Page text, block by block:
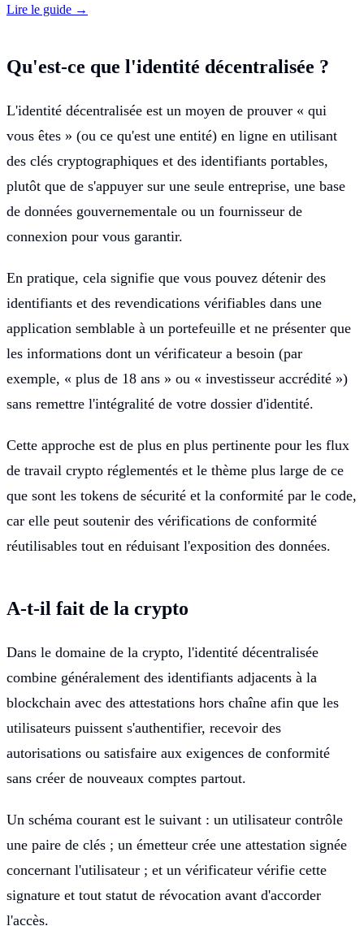
Lire le guide →
Qu'est-ce que l'identité décentralisée ?
L'identité décentralisée est un moyen de prouver « qui
vous êtes » (ou ce qu'est une entité) en ligne en utilisant
des clés cryptographiques et des identifiants portables,
plutôt que de s'appuyer sur une seule entreprise, une base
de données gouvernementale ou un fournisseur de
connexion pour vous garantir.
En pratique, cela signifie que vous pouvez détenir des
identifiants et des revendications vérifiables dans une
application semblable à un portefeuille et ne présenter que
les informations dont un vérificateur a besoin (par
exemple, « plus de 18 ans » ou « investisseur accrédité »)
sans remettre l'intégralité de votre dossier d'identité.
Cette approche est de plus en plus pertinente pour les flux
de travail crypto réglementés et le thème plus large de ce
que sont les tokens de sécurité et la conformité par le code,
car elle peut soutenir des vérifications de conformité
réutilisables tout en réduisant l'exposition des données.
A-t-il fait de la crypto
Dans le domaine de la crypto, l'identité décentralisée
combine généralement des identifiants adjacents à la
blockchain avec des attestations hors chaîne afin que les
utilisateurs puissent s'authentifier, recevoir des
autorisations ou satisfaire aux exigences de conformité
sans créer de nouveaux comptes partout.
Un schéma courant est le suivant : un utilisateur contrôle
une paire de clés ; un émetteur crée une attestation signée
concernant l'utilisateur ; et un vérificateur vérifie cette
signature et tout statut de révocation avant d'accorder
l'accès.